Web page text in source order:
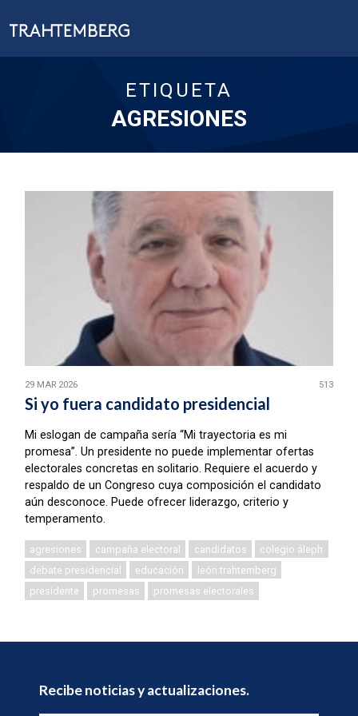
ETIQUETA
AGRESIONES
29 MAR 2026 513
Si yo fuera candidato presidencial
Mi eslogan de campaña sería “Mi trayectoria es mi
promesa”. Un presidente no puede implementar ofertas
electorales concretas en solitario. Requiere el acuerdo y
respaldo de un Congreso cuya composición el candidato
aún desconoce. Puede ofrecer liderazgo, criterio y
temperamento.
agresiones campaña electoral candidatos
colegio áleph
debate presidencial
educación
león trahtemberg
presidente
promesas promesas electorales
Recibe noticias y actualizaciones.